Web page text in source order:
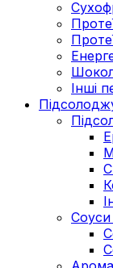
Інші